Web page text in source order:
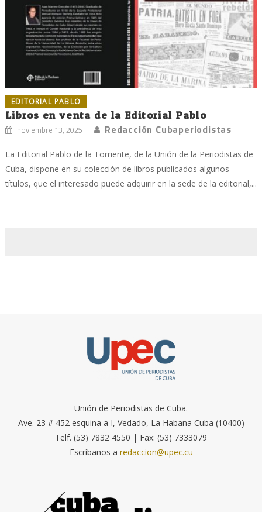
EDITORIAL PABLO
Libros en venta de la Editorial Pablo
noviembre 13, 2025 Redacción Cubaperiodistas
La Editorial Pablo de la Torriente, de la Unión de la Periodistas de
Cuba, dispone en su colección de libros publicados algunos
títulos, que el interesado puede adquirir en la sede de la editorial,...
Unión de Periodistas de Cuba.
Ave. 23 # 452 esquina a I, Vedado, La Habana Cuba (10400)
Telf. (53) 7832 4550 | Fax: (53) 7333079
Escríbanos a redaccion@upec.cu